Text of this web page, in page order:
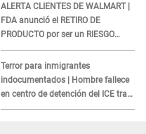
ALERTA CLIENTES DE WALMART |
FDA anunció el RETIRO DE
PRODUCTO por ser un RIESGO
MORTAL para consumidores: ¿Cuál
es?
Terror para inmigrantes
indocumentados | Hombre fallece
en centro de detención del ICE tras
sufrir una "emergencia médica"